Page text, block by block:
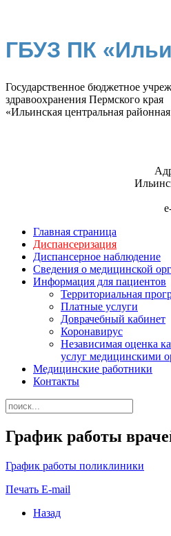
ГБУЗ ПК
Государственное бюджетное
здравоохранения Пермского края
«Ильинская центральная
Главная страница
Диспансеризация
Диспансерное наблюдение
Сведения о медицинской
Информация для пациентов
Территориальная
Платные услуги
Доврачебный кабинет
Коронавирус
Независимая оценка
услуг медицинскими
Медицинские работники
Контакты
График работы
График работы поликлиники
Печать E-mail
Назад